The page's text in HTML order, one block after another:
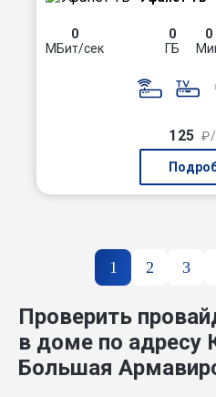
0
МБит/сек
0
ГБ
0
125
1 2 3
Проверить
в доме по адресу
Большая